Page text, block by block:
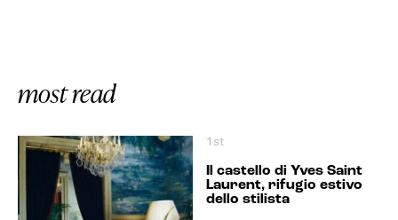
most read
1st
Il castello di Yves Saint
Laurent, rifugio estivo
dello stilista